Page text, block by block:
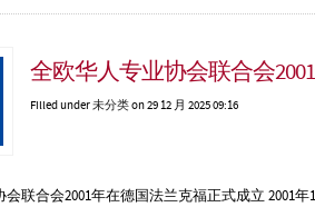
全欧华人专业协会联合会
Filled under未分类on 29 12 月 2025 09:16
联合会2001年在德国法兰克福正式成立 2001